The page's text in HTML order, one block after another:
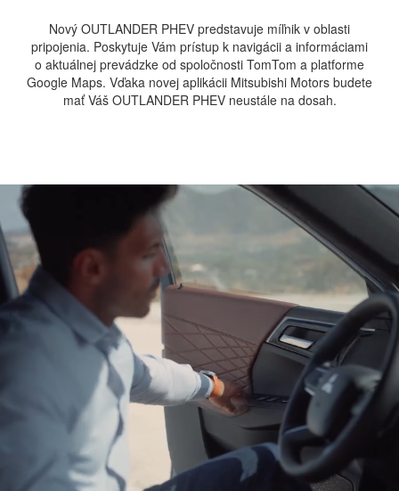
Nový OUTLANDER PHEV predstavuje míľnik v oblasti
pripojenia. Poskytuje Vám prístup k navigácii a informáciami
o aktuálnej prevádzke od spoločnosti TomTom a platforme
Google Maps. Vďaka novej aplikácii Mitsubishi Motors budete
mať Váš OUTLANDER PHEV neustále na dosah.